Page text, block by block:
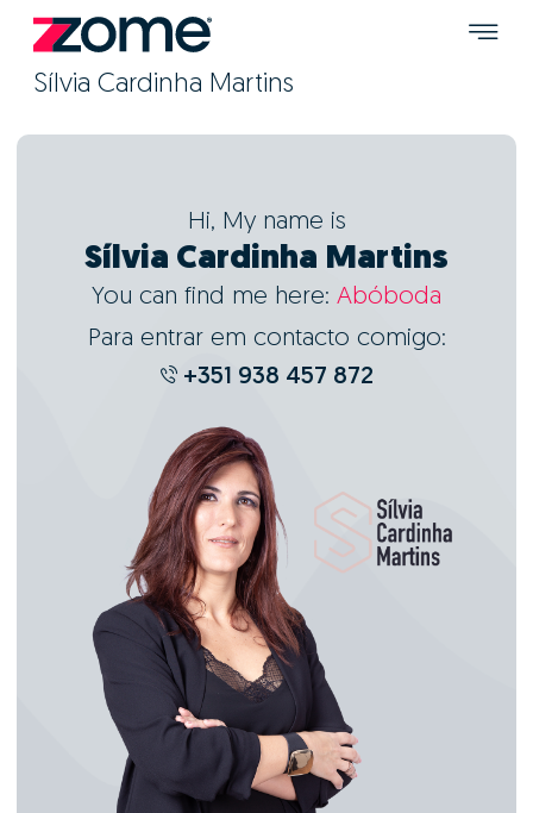
Sílvia Cardinha Martins
Hi, My name is
Sílvia Cardinha Martins
You can find me here: Abóboda
Para entrar em contacto comigo:
+351 938 457 872